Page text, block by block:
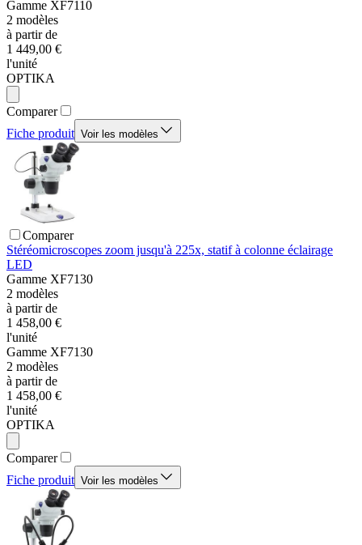
Gamme XF7110
2 modèles
à partir de
1 449,00 €
l'unité
OPTIKA
Comparer
Fiche produit Voir les modèles
Comparer
Stéréomicroscopes zoom jusqu'à 225x, statif à colonne éclairage
LED
Gamme XF7130
2 modèles
à partir de
1 458,00 €
l'unité
Gamme XF7130
2 modèles
à partir de
1 458,00 €
l'unité
OPTIKA
Comparer
Fiche produit Voir les modèles